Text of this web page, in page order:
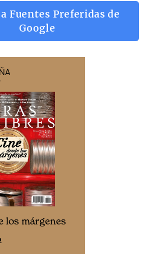
Fuentes Preferidas de
Google
los márgenes